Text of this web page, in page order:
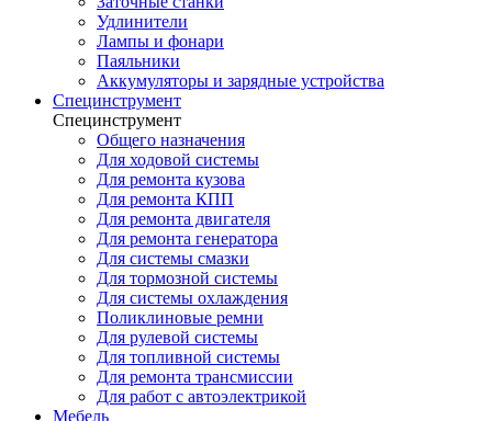
Удлинители
Лампы и фонари
Паяльники
Аккумуляторы и зарядные устройства
Специнструмент
Специнструмент
Общего назначения
Для ходовой системы
Для ремонта кузова
Для ремонта КПП
Для ремонта двигателя
Для ремонта генератора
Для системы смазки
Для тормозной системы
Для системы охлаждения
Поликлиновые ремни
Для рулевой системы
Для топливной системы
Для ремонта трансмиссии
Для работ с автоэлектрикой
Мебель